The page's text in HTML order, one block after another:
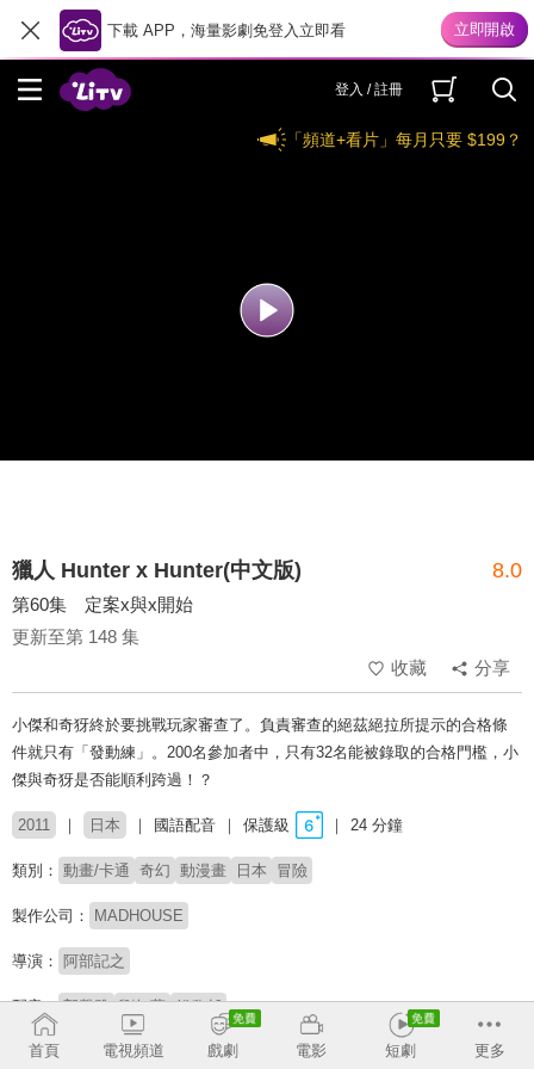
下載 APP，海量影劇免登入立即看
登入 / 註冊
「頻道+看片」每月只要 $199？
獵人 Hunter x Hunter(中文版) 8.0
第60集 定案x與x開始
更新至第 148 集
收藏
分享
小傑和奇犽終於要挑戰玩家審查了。負責審查的絕茲絕拉所提示的合格條
件就只有「發動練」。200名參加者中，只有32名能被錄取的合格門檻，小
傑與奇犽是否能順利跨過！？
2011 日本 國語配音 保護級 24 分鐘
類別： 動畫/卡通 奇幻 動漫畫 日本 冒險
製作公司： MADHOUSE
導演： 阿部記之
配音： 郭馨雅 劉如蘋 錢欣郁
原著： 冨樫義博
首頁 電視頻道 戲劇 電影 短劇 更多